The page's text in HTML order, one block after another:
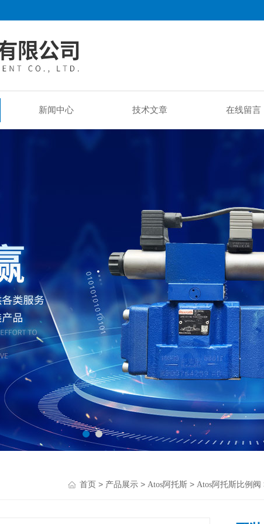
新闻中心 技术文章 在线留言
首页 > 产品展示 > Atos阿托斯 > Atos阿托斯比例阀